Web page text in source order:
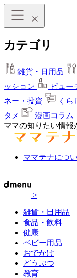
カテゴリ
雑貨・日用品
ッション
ビュー
ネー・投資
くら
タメ
漫画コラム
ママの知りたい情報
ママテナにつ
>
雑貨・日用品
食品・飲料
健康
ベビー用品
おでかけ
どうぶつ
教育